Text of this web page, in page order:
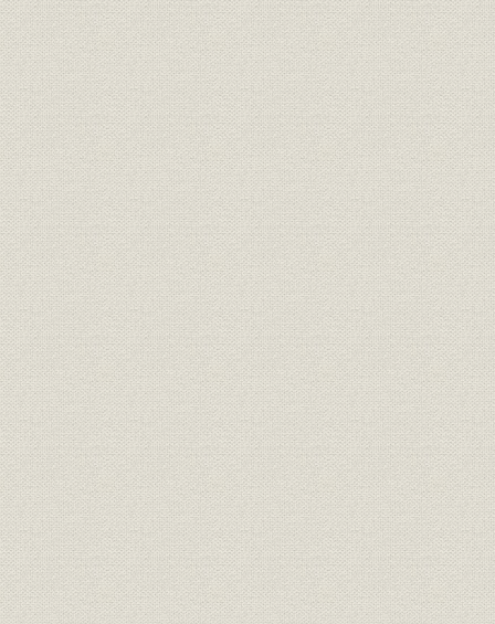
経営 同苗一致決心誓盟書 明治一九
規則 三井家定則 明治一九年
経営;規則 井上伯へ呈上同族并重役誓約書 明治二三
経営;規則
三井銀行総長・副長ト相談役ト
ノ規約
明治二十
財務・業績 三井銀行 貸借総括表 明治二三
財務・業績 [三井銀行] 全店合併整理予算 明治二十
財務・業績
[三井銀行] 調書類之儘当時決算
之見込
明治二十
社訓 三井家憲第二草案 明治二四
経営;社訓 ロイスレル氏意見書
明治二四
年七月廿日
経営;規則 三井家仮評議会規則 明治二四
経営 三井家仮評議会議事録
明治二四
年五月三